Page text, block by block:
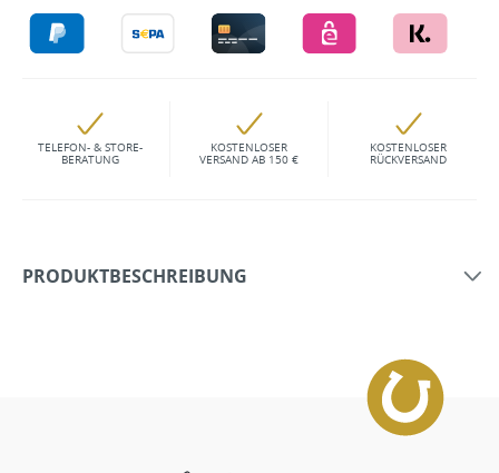
TELEFON- & STORE-
BERATUNG
KOSTENLOSER
VERSAND AB 150 €
KOSTENLOSER
RÜCKVERSAND
PRODUKTBESCHREIBUNG